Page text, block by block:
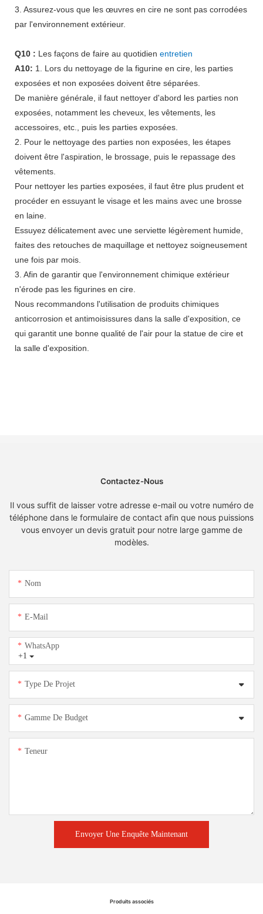
3. Assurez-vous que les œuvres en cire ne sont pas corrodées
par l'environnement extérieur.
Q10 : Les façons de faire au quotidien entretien
A10: 1. Lors du nettoyage de la figurine en cire, les parties
exposées et non exposées doivent être séparées.
De manière générale, il faut nettoyer d'abord les parties non
exposées, notamment les cheveux, les vêtements, les
accessoires, etc., puis les parties exposées.
2. Pour le nettoyage des parties non exposées, les étapes
doivent être l'aspiration, le brossage, puis le repassage des
vêtements.
Pour nettoyer les parties exposées, il faut être plus prudent et
procéder en essuyant le visage et les mains avec une brosse
en laine.
Essuyez délicatement avec une serviette légèrement humide,
faites des retouches de maquillage et nettoyez soigneusement
une fois par mois.
3. Afin de garantir que l'environnement chimique extérieur
n'érode pas les figurines en cire.
Nous recommandons l'utilisation de produits chimiques
anticorrosion et antimoisissures dans la salle d'exposition, ce
qui garantit une bonne qualité de l'air pour la statue de cire et
la salle d'exposition.
Contactez-Nous
Il vous suffit de laisser votre adresse e-mail ou votre numéro de
téléphone dans le formulaire de contact afin que nous puissions
vous envoyer un devis gratuit pour notre large gamme de
modèles.
Nom
E-Mail
+1
WhatsApp
Type De Projet
Gamme De Budget
Teneur
Envoyer Une Enquête Maintenant
Produits associés